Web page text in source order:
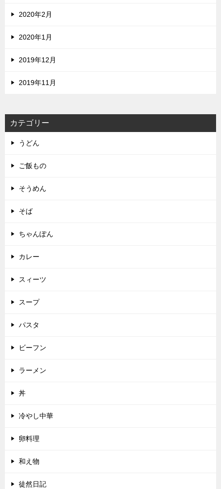
2020年2月
2020年1月
2019年12月
2019年11月
カテゴリー
うどん
ご飯もの
そうめん
そば
ちゃんぽん
カレー
スィーツ
スープ
パスタ
ビーフン
ラーメン
丼
冷やし中華
卵料理
和え物
徒然日記